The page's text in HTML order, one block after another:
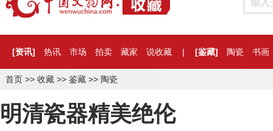
[资讯] 热讯 市场 拍卖 藏家 说收藏 | [鉴藏] 陶瓷 书画
首页 >> 收藏 >> 鉴藏 >> 陶瓷
明清瓷器精美绝伦